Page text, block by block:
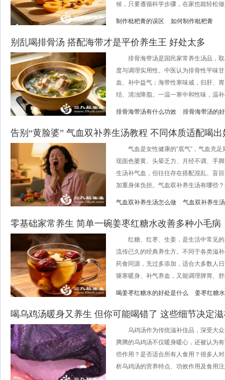
候，只要遵循科学步骤，在家也能轻松
制作枇杷膏的误区 如何制作枇杷膏
别乱喝排骨汤 搭配海带才是平价养生王 好处太多
排骨海带汤是国民家常养生汤品，取
度与调理实用性。中医认为排骨性平味
血、补中益气；海带性寒味咸，归肝、
结、清浊降脂。一温一寒中和性味，温
排骨海带汤有什么功效 排骨海带汤的
告别“黄脸婆” 气血双补养生汤教程 不同体质适配喝出
气血是女性健康的“底气”，气血充足
现面色萎黄、头晕乏力、月经不调、手
生汤补气血，但往往存在搭配混乱、盲
加重身体负担。气血双补养生汤有哪些
气血双补养生汤怎么做 气血双补养生
零基础家常养生 简单一碗姜枣红糖水改善多种小毛病
红糖、红枣、生姜，是生活中常见的
流传已久的经典养生方。不同于各类滋
药食同源，无过多添加，适合大多数人
驱寒暖身、补气养血，又能调理脾胃、
喝姜枣红糖水的好处是什么 姜枣红糖
喝乌鸡汤暖身又养生 但你可能喝错了 这些细节决定
乌鸡汤作为传统滋补佳品，深受大众
腾腾的乌鸡汤不仅暖身暖心，还被认为
些作用？是否适合所有人食用？很多人
析乌鸡汤的营养特点、功效作用及食用